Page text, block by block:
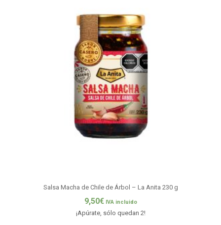
Salsa Macha de Chile de Árbol – La Anita 230 g
9,50€ IVA incluido
¡Apúrate, sólo quedan 2!